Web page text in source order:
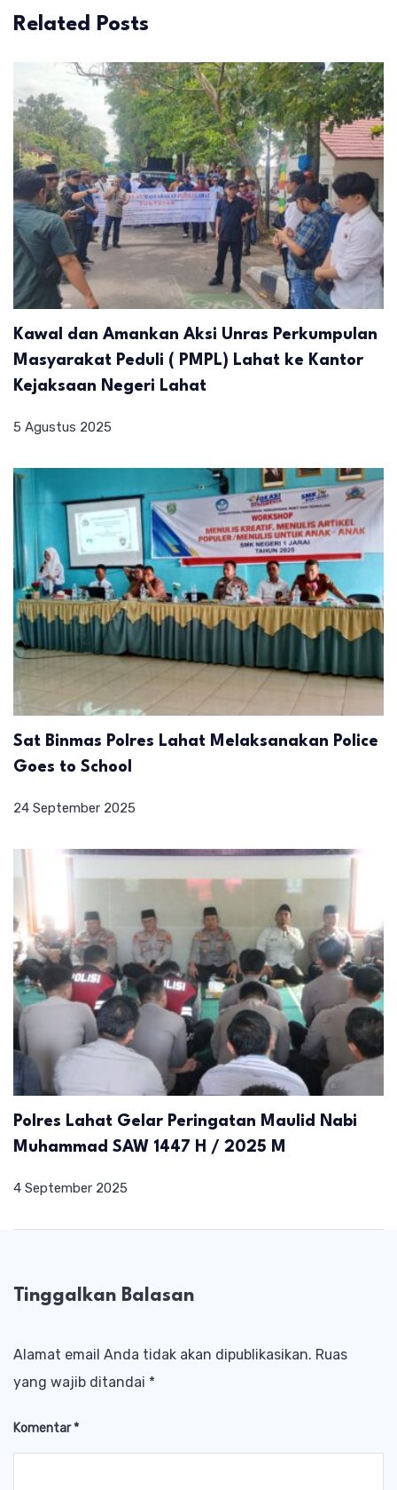
Related Posts
Kawal dan Amankan Aksi Unras Perkumpulan
Masyarakat Peduli ( PMPL) Lahat ke Kantor
Kejaksaan Negeri Lahat
5 Agustus 2025
Sat Binmas Polres Lahat Melaksanakan Police
Goes to School
24 September 2025
Polres Lahat Gelar Peringatan Maulid Nabi
Muhammad SAW 1447 H / 2025 M
4 September 2025
Tinggalkan Balasan
Alamat email Anda tidak akan dipublikasikan. Ruas
yang wajib ditandai *
Komentar*